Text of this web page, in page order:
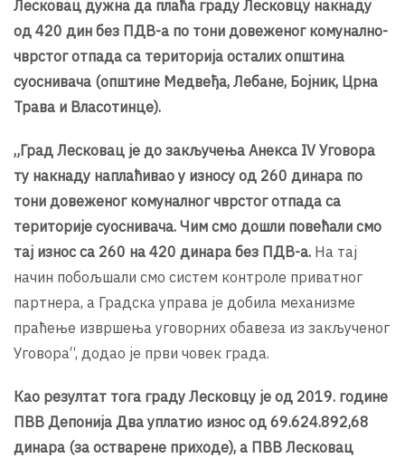
Лесковац дужна да плаћа граду Лесковцу накнаду
од 420 дин без ПДВ-а по тони довеженог комунално-
чврстог отпада са територијa осталих општина
суоснивача (општине Медвеђа, Лебане, Бојник, Црна
Трава и Власотинце).
„Град Лесковац је до закључења Анекса IV Уговора
ту накнаду наплаћивао у износу од 260 динара по
тони довеженог комуналног чврстог отпада са
територије суоснивача. Чим смо дошли повећали смо
тај износ са 260 на 420 динара без ПДВ-а. На тај
начин побољшали смо систем контроле приватног
партнера, а Градска управа је добила механизме
праћење извршења уговорних обавеза из закљученог
Уговора“, додао је први човек града.
Као резултат тога граду Лесковцу је од 2019. године
ПВВ Депонија Два уплатио износ од 69.624.892,68
динара (за остварене приходе), а ПВВ Лесковац